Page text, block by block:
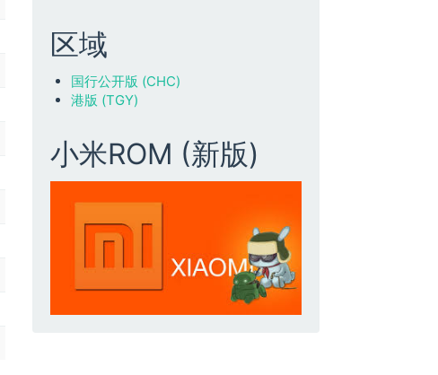
区域
国行公开版 (CHC)
港版 (TGY)
小米ROM (新版)